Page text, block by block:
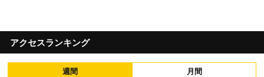
アクセスランキング
週間 月間